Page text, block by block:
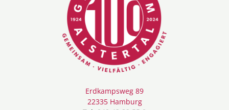
Erdkampsweg 89
22335 Hamburg